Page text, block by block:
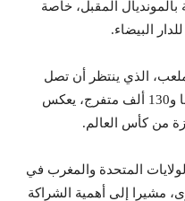
بالمونديال المقبل، خاصة
البيضاء.
الذي ينتظر أن تصل
طاقته الاستيعابية إلى ما بين 120 ألفا و130 ألف متفرج، يعكس
من كأس العالم.
المتحدة والمغرب في
مشيرا إلى أهمية الشراكة